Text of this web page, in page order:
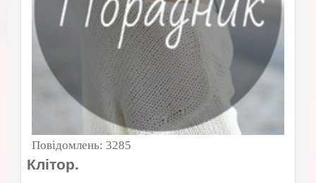
Повідомлень: 3285
Клітор.